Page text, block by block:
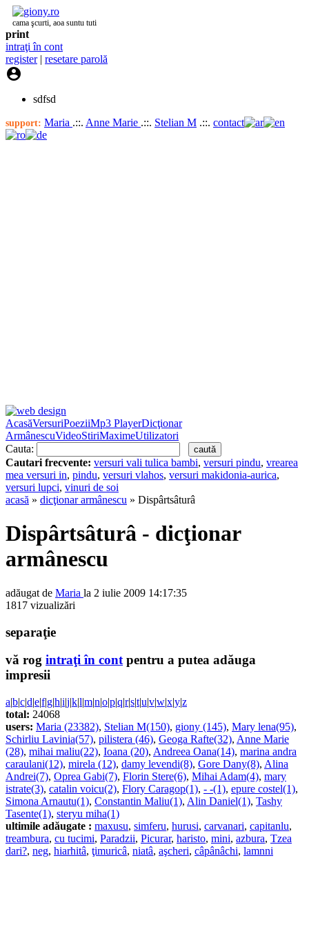
cama şcurti, aoa suntu tuti
print
intraţi în cont
register| resetare parolă

sdfsd
support: Maria .::. Anne Marie .::. Stelian M .::. contact
AcasăVersuriPoeziiMp3 PlayerDicţionar
ArmânescuVideoStiriMaximeUtilizatori
Cauta:
Cautari frecvente: versuri vali tulica bambi, versuri pindu, vrearea
mea versuri in, pindu, versuri vlahos, versuri makidonia-aurica,
versuri lupci, vinuri de soi
acasă » dicţionar armânescu » Dispârtsâturâ
Dispârtsâturâ - dicţionar
armânescu
adăugat de Maria la 2 iulie 2009 14:17:35
1817 vizualizări
separaţie
vă rog intraţi în contpentru a putea adăuga
impresii
a|b|c|d|e|f|g|h|i|j|k|l|m|n|o|p|q|r|s|t|u|v|w|x|y|z
total: 24068
users: Maria (23382), Stelian M(150), giony (145), Mary lena(95),
Schirliu Lavinia(57), pilistera (46), Geoga Rafte(32), Anne Marie
(28), mihai maliu(22), Ioana (20), Andreea Oana(14), marina andra
caraulani(12), mirela (12), damy levendi(8), Gore Dany(8), Alina
Andrei(7), Oprea Gabi(7), Florin Stere(6), Mihai Adam(4), mary
istrate(3), catalin voicu(2), Flory Caragop(1), - -(1), epure costel(1),
Simona Arnautu(1), Constantin Maliu(1), Alin Daniel(1), Tashy
Tasente(1), steryu miha(1)
ultimile adăugate : maxusu, simferu, hurusi, carvanari, capitanlu,
treambura, cu tucimi, Paradzii, Picurar, haristo, mini, azbura, Tzea
dari?, neg, hiarhitâ, ţimuricâ, niatâ, aşcheri, câpânâchi, lamnni